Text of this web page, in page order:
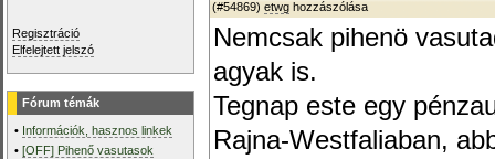
Regisztráció
Elfelejtett jelszó
Fórum témák
• Információk, hasznos linkek
•[OFF] Pihenő vasutasok
(#54869) etwg hozzászólása
Nemcsak pihenö
agyak is.
Tegnap este egy
Rajna-Westfaliaban,